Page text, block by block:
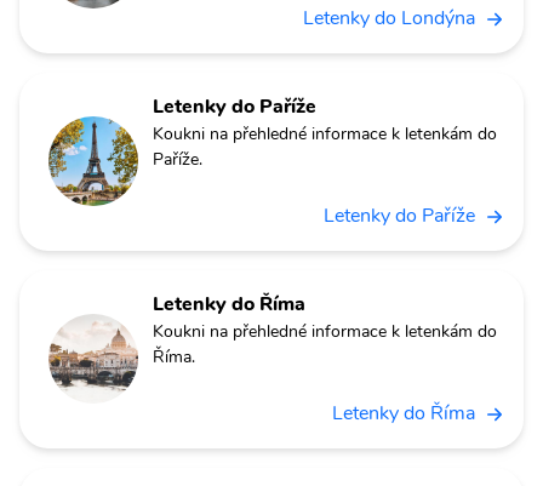
Letenky do Londýna
Letenky do Paříže
Koukni na přehledné informace k letenkám do
Paříže.
Letenky do Paříže
Letenky do Říma
Koukni na přehledné informace k letenkám do
Říma.
Letenky do Říma